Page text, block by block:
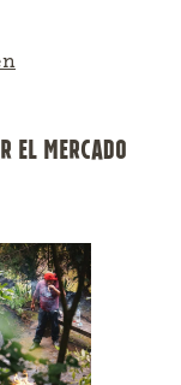
EL MERCADO